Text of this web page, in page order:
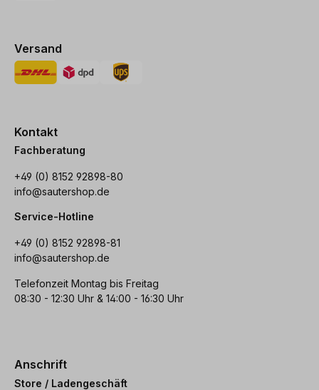
Versand
Kontakt
Fachberatung
+49 (0) 8152 92898-80
info@sautershop.de
Service-Hotline
+49 (0) 8152 92898-81
info@sautershop.de
Telefonzeit Montag bis Freitag
08:30 - 12:30 Uhr & 14:00 - 16:30 Uhr
Anschrift
Store / Ladengeschäft